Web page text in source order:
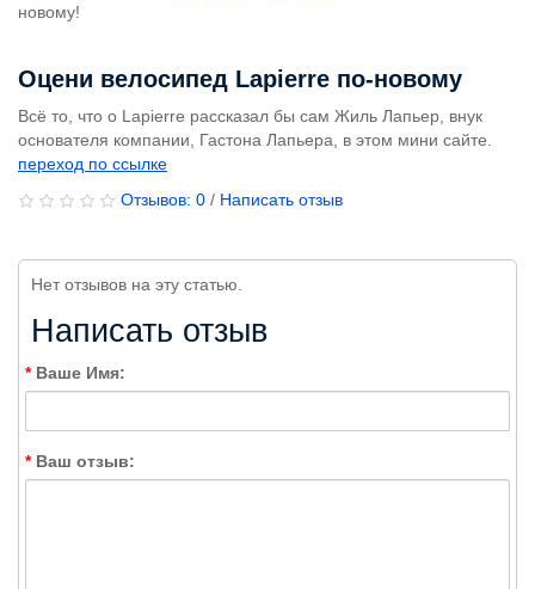
новому!
Оцени велосипед Lapierre по-новому
Всё то, что о Lapierre рассказал бы сам Жиль Лапьер, внук
основателя компании, Гастона Лапьера, в этом мини сайте.
переход по ссылке
Отзывов: 0/ Написать отзыв
Нет отзывов на эту статью.
Написать отзыв
Ваше Имя:
Ваш отзыв: